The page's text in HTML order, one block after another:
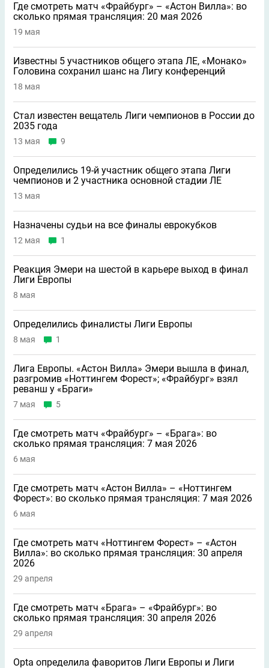
Где смотреть матч «Фрайбург» – «Астон Вилла»: во
сколько прямая трансляция: 20 мая 2026
19 мая
Известны 5 участников общего этапа ЛЕ, «Монако»
Головина сохранил шанс на Лигу конференций
18 мая
Стал известен вещатель Лиги чемпионов в России до
2035 года
13 мая 9
Определились 19-й участник общего этапа Лиги
чемпионов и 2 участника основной стадии ЛЕ
13 мая
Назначены судьи на все финалы еврокубков
12 мая 1
Реакция Эмери на шестой в карьере выход в финал
Лиги Европы
8 мая
Определились финалисты Лиги Европы
8 мая 1
Лига Европы. «Астон Вилла» Эмери вышла в финал,
разгромив «Ноттингем Форест»; «Фрайбург» взял
реванш у «Браги»
7 мая 5
Где смотреть матч «Фрайбург» – «Брага»: во
сколько прямая трансляция: 7 мая 2026
6 мая
Где смотреть матч «Астон Вилла» – «Ноттингем
Форест»: во сколько прямая трансляция: 7 мая 2026
6 мая
Где смотреть матч «Ноттингем Форест» – «Астон
Вилла»: во сколько прямая трансляция: 30 апреля
2026
29 апреля
Где смотреть матч «Брага» – «Фрайбург»: во
сколько прямая трансляция: 30 апреля 2026
29 апреля
Opta определила фаворитов Лиги Европы и Лиги